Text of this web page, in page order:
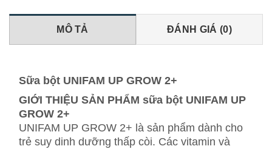
MÔ TẢ ĐÁNH GIÁ (0)
Sữa bột UNIFAM UP GROW 2+
GIỚI THIỆU SẢN PHẨM sữa bột UNIFAM UP
GROW 2+
UNIFAM UP GROW 2+ là sản phẩm dành cho
trẻ suy dinh dưỡng thấp còi. Các vitamin và